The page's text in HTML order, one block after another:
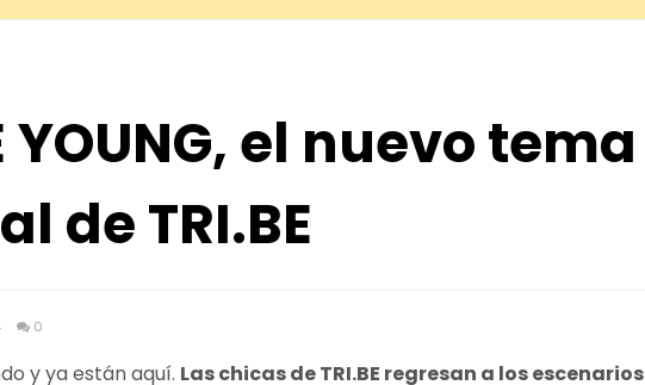
YOUNG, el nuevo tema
de TRI.BE
0
y ya están aquí. Las chicas de TRI.BE regresan a los escenarios